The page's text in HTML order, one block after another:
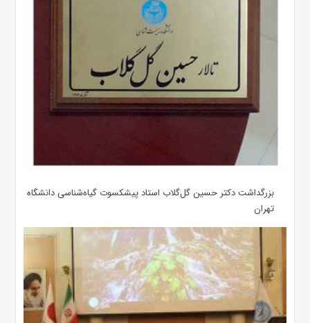
بزرگداشت دکتر حسین گل‌گلاب استاد پیشکسوت گیاه‌شناسی دانشگاه
تهران